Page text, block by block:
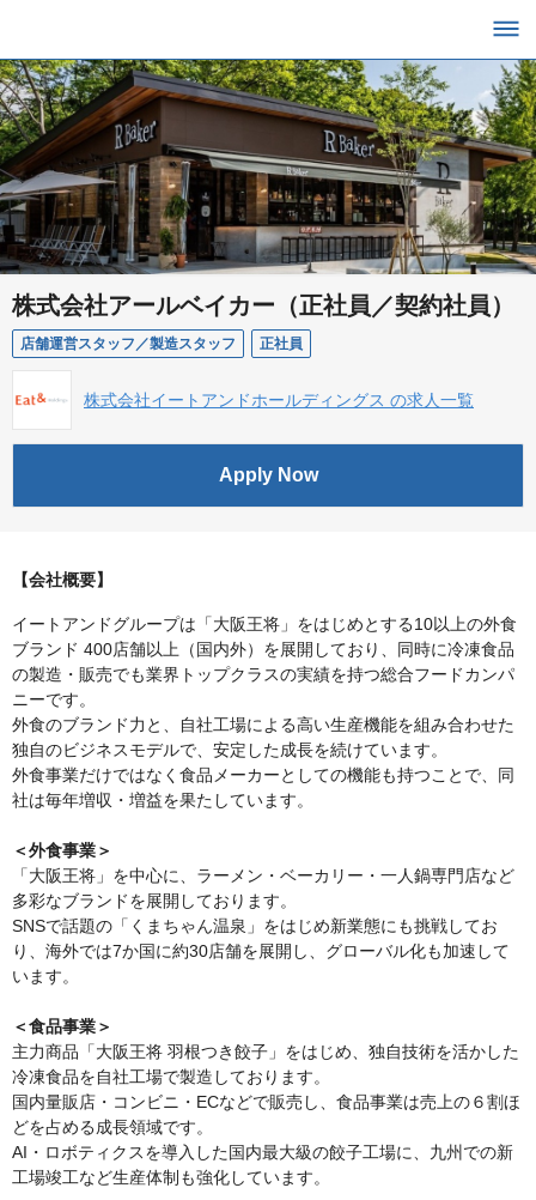
株式会社アールベイカー（正社員／契約社員）
店舗運営スタッフ／製造スタッフ 正社員
株式会社イートアンドホールディングス の求人一覧
Apply Now
【会社概要】
イートアンドグループは「大阪王将」をはじめとする10以上の外食
ブランド 400店舗以上（国内外）を展開しており、同時に冷凍食品
の製造・販売でも業界トップクラスの実績を持つ総合フードカンパ
ニーです。
外食のブランド力と、自社工場による高い生産機能を組み合わせた
独自のビジネスモデルで、安定した成長を続けています。
外食事業だけではなく食品メーカーとしての機能も持つことで、同
社は毎年増収・増益を果たしています。
＜外食事業＞
「大阪王将」を中心に、ラーメン・ベーカリー・一人鍋専門店など
多彩なブランドを展開しております。
SNSで話題の「くまちゃん温泉」をはじめ新業態にも挑戦してお
り、海外では7か国に約30店舗を展開し、グローバル化も加速して
います。
＜食品事業＞
主力商品「大阪王将 羽根つき餃子」をはじめ、独自技術を活かした
冷凍食品を自社工場で製造しております。
国内量販店・コンビニ・ECなどで販売し、食品事業は売上の６割ほ
どを占める成長領域です。
AI・ロボティクスを導入した国内最大級の餃子工場に、九州での新
工場竣工など生産体制も強化しています。